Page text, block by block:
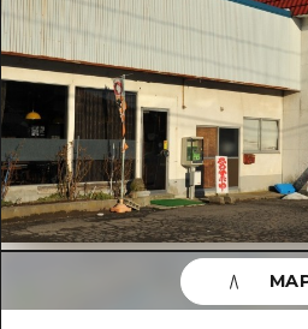
おすすめ
アート
イベント・祭り
グルメ・酒
サイクリング
ショッピング
スポーツ
モデルコース
Dive!
広島もしもト
あたらしい非
広島市周辺
安芸
スポット・体験
スポット・体験
広島市周辺
安芸
備後
備北
イベント
旬情報
お役立ち情報
お役立ち情報